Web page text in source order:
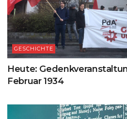
GESCHICHTE
Heute:
Februar 1934